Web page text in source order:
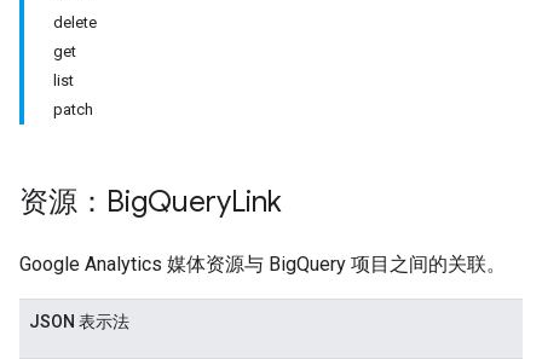
delete
get
list
patch
资源：BigQueryLink
Google Analytics 媒体资源与 BigQuery 项目之间的关联。
JSON 表示法